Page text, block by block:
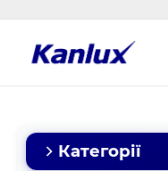
główna
Категорії